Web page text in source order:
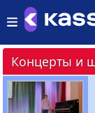
Концерты и